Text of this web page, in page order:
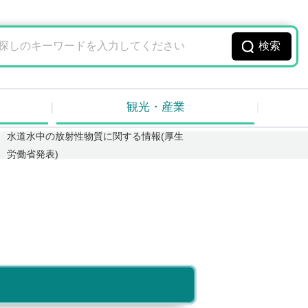
観光・産業
水道水中の放射性物質に関する情報(厚生
労働省発表)